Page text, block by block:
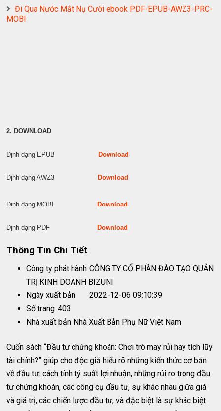
Đi Qua Nước Mắt Nụ Cười ebook PDF-EPUB-AWZ3-PRC-
MOBI
2. DOWNLOAD
Định dạng EPUB Download
Định dạng AWZ3 Download
Định dạng MOBI Download
Định dạng PDF Download
Thông Tin Chi Tiết
Công ty phát hành CÔNG TY CỔ PHẦN ĐÀO TẠO QUẢN
TRỊ KINH DOANH BIZUNI
Ngày xuất bản
2022-12-06 09:10:39
Số trang 403
Nhà xuất bản Nhà Xuất Bản Phụ Nữ Việt Nam
Cuốn sách “Đầu tư chứng khoán: Chơi trò may rủi hay tích lũy
tài chính?” giúp cho độc giả hiểu rõ những kiến thức cơ bản
về đầu tư: cách tính tỷ suất lợi nhuận, những rủi ro trong đầu
tư chứng khoán, các công cụ đầu tư, sự khác nhau giữa giá
và giá trị, các chiến lược đầu tư, và đặc biệt là sự khác biệt